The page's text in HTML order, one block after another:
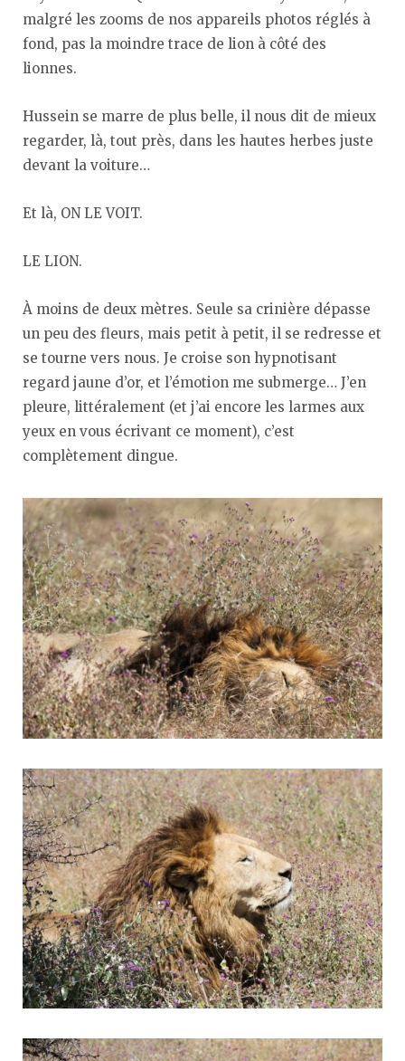
malgré les zooms de nos appareils photos réglés à
fond, pas la moindre trace de lion à côté des
lionnes.
Hussein se marre de plus belle, il nous dit de mieux
regarder, là, tout près, dans les hautes herbes juste
devant la voiture…
Et là, ON LE VOIT.
LE LION.
À moins de deux mètres. Seule sa crinière dépasse
un peu des fleurs, mais petit à petit, il se redresse et
se tourne vers nous. Je croise son hypnotisant
regard jaune d’or, et l’émotion me submerge… J’en
pleure, littéralement (et j’ai encore les larmes aux
yeux en vous écrivant ce moment), c’est
complètement dingue.